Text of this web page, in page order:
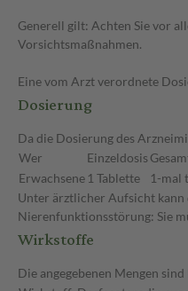
Generell gilt: Achten Sie vor
Vorsichtsmaßnahmen.
Eine vom Arzt verordnete
Dosierung
Da die Dosierung des
Wer
Einzeldosis
Erwachsene 1 Tablette 1-mal
Unter ärztlicher Aufsicht kann
Nierenfunktionsstörung: Sie
Wirkstoffe
Die angegebenen Mengen